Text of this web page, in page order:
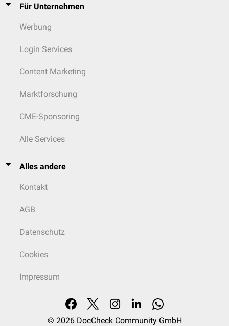
Für Unternehmen
Werbung
Login Services
Content Marketing
Marktforschung
CME-Sponsoring
Alle Services
Alles andere
Kontakt
AGB
Datenschutz
Cookies
Impressum
© 2026 DocCheck Community GmbH